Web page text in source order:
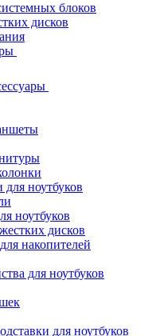
блоков
дисков
ноутбуков
ноутбуков
дисков
накопителей
для ноутбуков
для ноутбуков